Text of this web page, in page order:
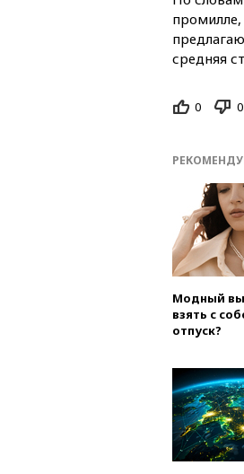
промилле,
средняя
0 0
Модный
взять с
отпуск?